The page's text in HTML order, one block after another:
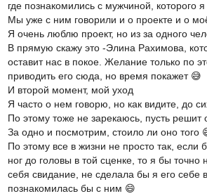
где познакомились с мужчиной, которого
Мы уже с ним говорили и о проекте и о
Я очень люблю проект, но из за одного
В прямую скажу это -Элина Рахимова,
оставит нас в покое. Желание только по
приводить его сюда, но время покажет 😅
И второй момент, мой уход
Я часто о нем говорю, но как видите, до
По этому тоже не зарекаюсь, пусть решит
За одно и посмотрим, стоило ли оно того
По этому все в жизни не просто так, если
ног до головы в той сценке, то я бы точно
себя свидание, не сделала бы я его себе
познакомилась бы с ним 😄